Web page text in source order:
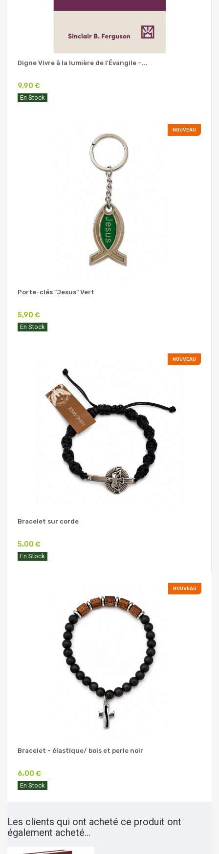
Digne Vivre à la lumière de l'Évangile -...
9,90 €
En Stock
NOUVEAU
Porte-clés "Jesus" Vert
5,90 €
En Stock
NOUVEAU
Bracelet sur corde
5,00 €
En Stock
NOUVEAU
Bracelet - élastique/ bois et perle noir
6,00 €
En Stock
Les clients qui ont acheté ce produit ont
également acheté...